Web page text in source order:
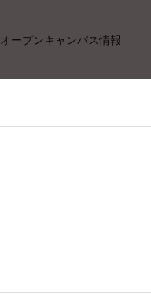
オープンキャンパス情報